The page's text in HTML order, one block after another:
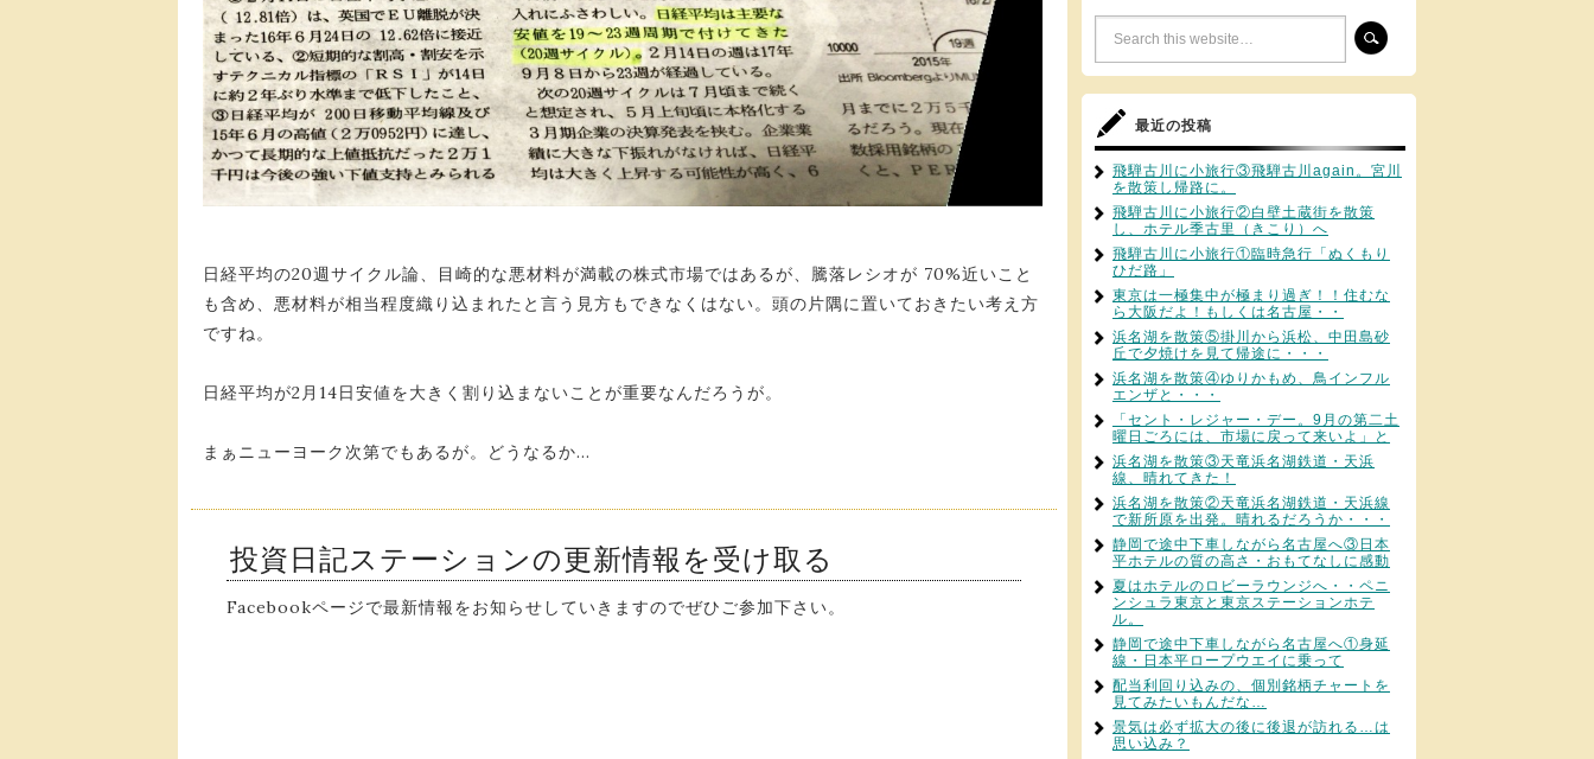
日経平均の20週サイクル論、目崎的な悪材料が満載の株式市場ではあるが、騰落レシオが 70%近いこと
も含め、悪材料が相当程度織り込まれたと言う見方もできなくはない。頭の片隅に置いておきたい考え方
ですね。
日経平均が2月14日安値を大きく割り込まないことが重要なんだろうが。
まぁニューヨーク次第でもあるが。どうなるか…
投資日記ステーションの更新情報を受け取る
Facebookページで最新情報をお知らせしていきますのでぜひご参加下さい。
最近の投稿
飛騨古川に小旅行③飛騨古川again。宮川
を散策し帰路に。
飛騨古川に小旅行②白壁土蔵街を散策
し、ホテル季古里（きこり）へ
飛騨古川に小旅行①臨時急行「ぬくもり
ひだ路」
東京は一極集中が極まり過ぎ！！住むな
ら大阪だよ！もしくは名古屋・・
浜名湖を散策⑤掛川から浜松、中田島砂
丘で夕焼けを見て帰途に・・・
浜名湖を散策④ゆりかもめ、鳥インフル
エンザと・・・
「セント・レジャー・デー。9月の第二土
曜日ごろには、市場に戻って来いよ」と
浜名湖を散策③天竜浜名湖鉄道・天浜
線、晴れてきた！
浜名湖を散策②天竜浜名湖鉄道・天浜線
で新所原を出発。晴れるだろうか・・・
静岡で途中下車しながら名古屋へ③日本
平ホテルの質の高さ・おもてなしに感動
夏はホテルのロビーラウンジへ・・ペニ
ンシュラ東京と東京ステーションホテ
ル。
静岡で途中下車しながら名古屋へ①身延
線・日本平ロープウエイに乗って
配当利回り込みの、個別銘柄チャートを
見てみたいもんだな…
景気は必ず拡大の後に後退が訪れる…は
思い込み？